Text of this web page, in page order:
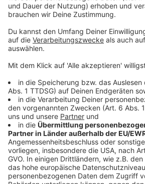
©picture alliance/dpa
2015 die Million bei Jauch. Danach
Karriere erst so richtig durch.
Anzeige
Wer wird Millionär: Die
Millionenfragen
Anzeige
Eckhard Freise:Mit wem stand
1953 auf dem Gipfel des Mount